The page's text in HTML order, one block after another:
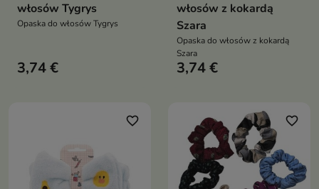
włosów Tygrys
Opaska do włosów Tygrys
3,74 €
włosów z kokardą
Szara
Opaska do włosów z kokardą
Szara
3,74 €
favorite_border favorite_border